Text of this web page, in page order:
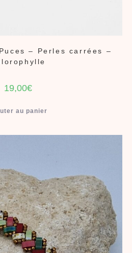
– Perles carrées –
19,00€
au panier